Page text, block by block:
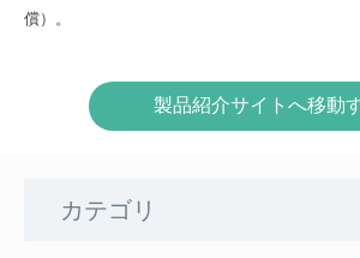
償）。
製品紹介サイトへ移動
カテゴリ